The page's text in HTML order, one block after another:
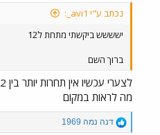
נכתב ע"י avi1_:
ישששש ביקשתי מתחת ל12
ברוך השם
מה לראות במקום
R
e
דנה נמה 1969